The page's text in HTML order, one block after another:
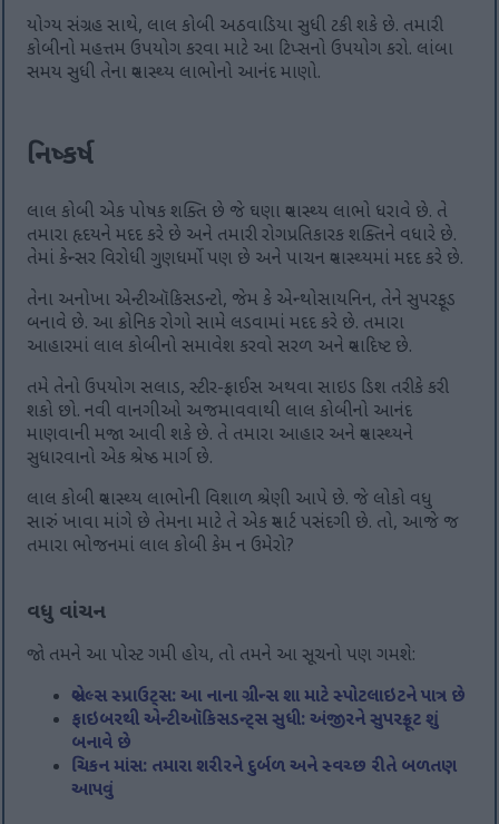
યોગ્ય સંગ્રહ સાથે, લાલ કોબી અઠવાડિયા સુધી ટકી શકે છે. તમારી
કોબીનો મહત્તમ ઉપયોગ કરવા માટે આ ટિપ્સનો ઉપયોગ કરો. લાંબા
સમય સુધી તેના સ્વાસ્થ્ય લાભોનો આનંદ માણો.
નિષ્કર્ષ
લાલ કોબી એક પોષક શક્તિ છે જે ઘણા સ્વાસ્થ્ય લાભો ધરાવે છે. તે
તમારા હૃદયને મદદ કરે છે અને તમારી રોગપ્રતિકારક શક્તિને વધારે છે.
તેમાં કેન્સર વિરોધી ગુણધર્મો પણ છે અને પાચન સ્વાસ્થ્યમાં મદદ કરે છે.
તેના અનોખા એન્ટીઑકિસડન્ટો, જેમ કે એન્થોસાયનિન, તેને સુપરફૂડ
બનાવે છે. આ ક્રોનિક રોગો સામે લડવામાં મદદ કરે છે. તમારા
આહારમાં લાલ કોબીનો સમાવેશ કરવો સરળ અને સ્વાદિષ્ટ છે.
તમે તેનો ઉપયોગ સલાડ, સ્ટીર-ફ્રાઈસ અથવા સાઇડ ડિશ તરીકે કરી
શકો છો. નવી વાનગીઓ અજમાવવાથી લાલ કોબીનો આનંદ
માણવાની મજા આવી શકે છે. તે તમારા આહાર અને સ્વાસ્થ્યને
સુધારવાનો એક શ્રેષ્ઠ માર્ગ છે.
લાલ કોબી સ્વાસ્થ્ય લાભોની વિશાળ શ્રેણી આપે છે. જે લોકો વધુ
સારું ખાવા માંગે છે તેમના માટે તે એક સ્માર્ટ પસંદગી છે. તો, આજે જ
તમારા ભોજનમાં લાલ કોબી કેમ ન ઉમેરો?
વધુ વાંચન
જો તમને આ પોસ્ટ ગમી હોય, તો તમને આ સૂચનો પણ ગમશે:
બ્રસેલ્સ સ્પ્રાઉટ્સ: આ નાના ગ્રીન્સ શા માટે સ્પોટલાઇટને પાત્ર છે
ફાઇબરથી એન્ટીઑકિસડન્ટ્સ સુધી: અંજીરને સુપરફ્રૂટ શું
બનાવે છે
ચિકન માંસ: તમારા શરીરને દુર્બળ અને સ્વચ્છ રીતે બળતણ
આપવું